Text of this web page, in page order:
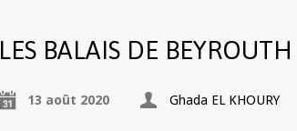
LES BALAIS DE BEYROUTH
13 août 2020 Ghada EL KHOURY